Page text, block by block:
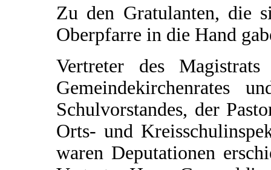
Zu den Gratulanten, die
Oberpfarre in die Hand
Vertreter des
Gemeindekirchenrates
Schulvorstandes, der
Orts- und
waren Deputationen